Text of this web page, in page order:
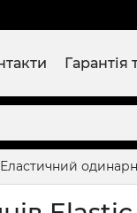
Гарантія
Еластичний